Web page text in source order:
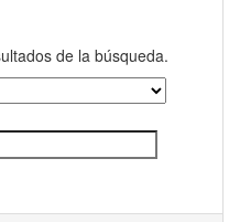
de la búsqueda.